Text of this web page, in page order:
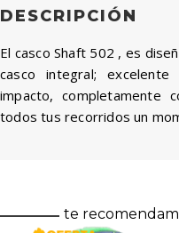
DESCRIPCIÓN
El casco Shaft 502 , es
casco integral;
impacto, completamente
todos tus recorridos un
te